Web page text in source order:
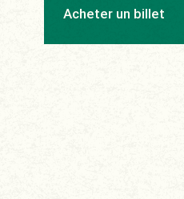
Acheter un billet